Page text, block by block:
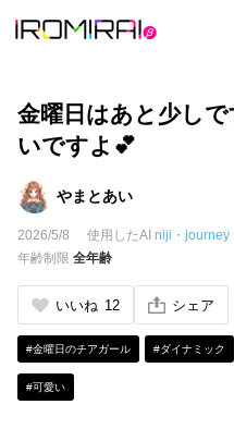
金曜日はあと少し
いですよ💕
やまとあい
2026/5/8 使用したAI niji・journey
年齢制限 全年齢
いいね 12 シェア
#金曜日のチアガール #ダイナミック
#可愛い